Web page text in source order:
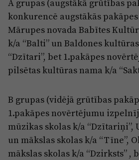
Jūrmala
Par
A grupas (augstākā grūtības
konkurencē augstākās
Mārupes novada Babītes
k/a “Balti” un Baldones
“Dzītari”, bet 1.pakāpes
pilsētas kultūras nama k/a
B grupas (vidējā grūtības
1.pakāpes novērtējumu
mūzikas skolas k/a “Dzītariņi”,
un mākslas skolas k/a “Tīne”,
mākslas skolas k/a “Dzirksts” ,